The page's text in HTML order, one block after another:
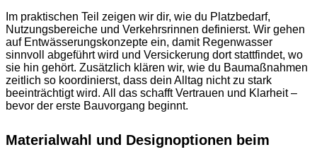
Im praktischen Teil zeigen wir dir, wie du Platzbedarf,
Nutzungsbereiche und Verkehrsrinnen definierst. Wir gehen
auf Entwässerungskonzepte ein, damit Regenwasser
sinnvoll abgeführt wird und Versickerung dort stattfindet, wo
sie hin gehört. Zusätzlich klären wir, wie du Baumaßnahmen
zeitlich so koordinierst, dass dein Alltag nicht zu stark
beeinträchtigt wird. All das schafft Vertrauen und Klarheit –
bevor der erste Bauvorgang beginnt.
Materialwahl und Designoptionen beim